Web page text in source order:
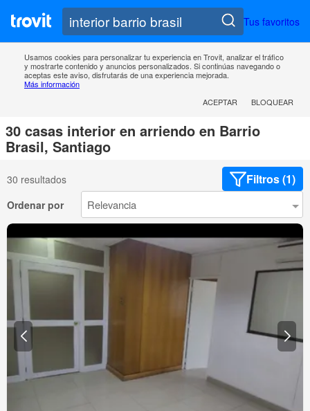
Tus favoritos
Usamos cookies para personalizar tu experiencia en Trovit, analizar el tráfico
y mostrarte contenido y anuncios personalizados. Si continúas navegando o
aceptas este aviso, disfrutarás de una experiencia mejorada.
Más información
ACEPTAR
BLOQUEAR
30 casas interior en arriendo en Barrio
Brasil, Santiago
30 resultados Filtros (1)
Ordenar por